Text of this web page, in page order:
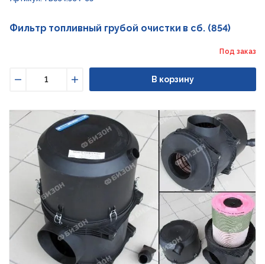
Фильтр топливный грубой очистки в сб. (854)
Под заказ
Увеличить
В корзину